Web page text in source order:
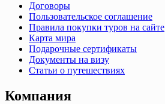
Договоры
Пользовательское соглашение
Правила покупки туров на сайте
Карта мира
Подарочные сертификаты
Документы на визу
Статьи о путешествиях
Компания